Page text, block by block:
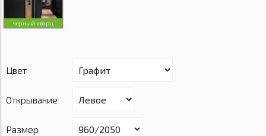
черный кварц
Цвет
Открывание
Размер